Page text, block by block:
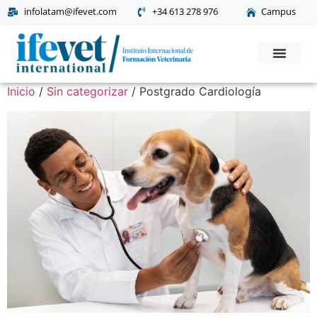
ifevet.com/latam
infolatam@ifevet.com +34 613 278 976 Campus
Inicio / Sin categorizar / Postgrado Cardiología